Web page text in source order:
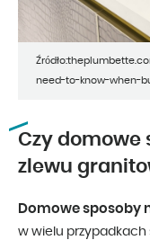
need-to-know-when-
Czy domowe
zlewu
Domowe sposoby
w wielu